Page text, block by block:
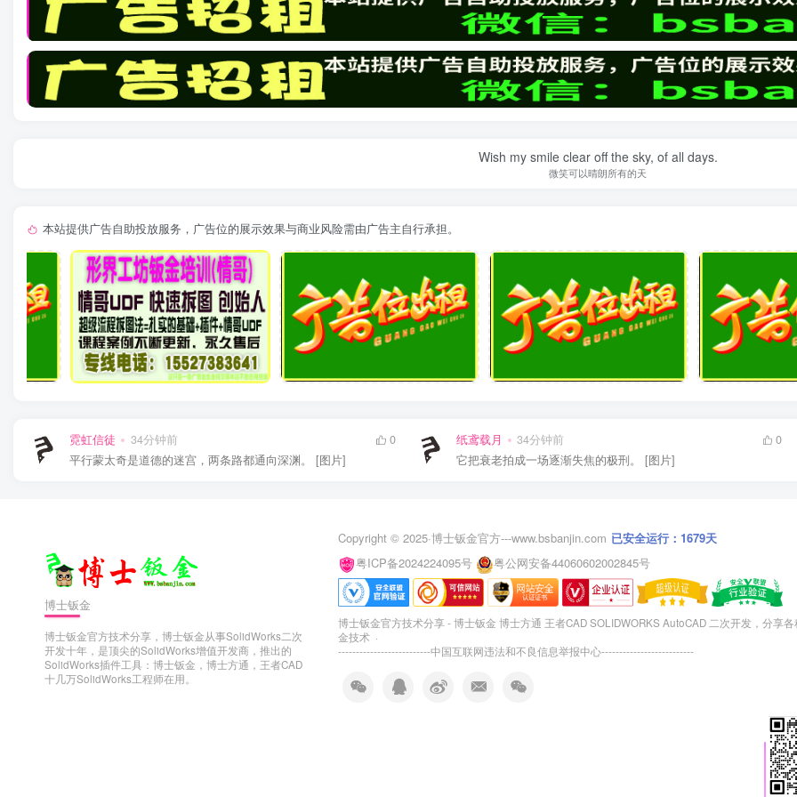
Wish my smile clear off the sky, of all days.
微笑可以晴朗所有的天
本站提供广告自助投放服务，广告位的展示效果与商业风险需由广告主自行承担。
霓虹信徒 34分钟前
0
平行蒙太奇是道德的迷宫，两条路都通向深渊。 [图片]
纸鸢载月 34分钟前
0
它把衰老拍成一场逐渐失焦的极刑。 [图片]
博士钣金
博士钣金官方技术分享，博士钣金从事SolidWorks二次
开发十年，是顶尖的SolidWorks增值开发商，推出的
SolidWorks插件工具：博士钣金，博士方通，王者CAD
十几万SolidWorks工程师在用。
Copyright © 2025·博士钣金官方---www.bsbanjin.com 已安全运行：1679天
粤ICP备2024224095号
粤公网安备44060602002845号
博士钣金官方技术分享 - 博士钣金 博士方通 王者CAD SOLIDWORKS AutoCAD 二次开发，分享
金技术 ·
--------------------------中国互联网违法和不良信息举报中心--------------------------